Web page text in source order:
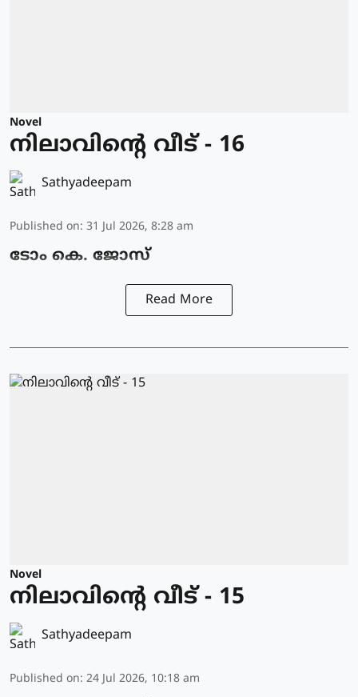
Novel
നിലാവിന്റെ വീട് - 16
Sathyadeepam
Published on: 31 Jul 2026, 8:28 am
ടോം കെ. ജോസ്
Read More
Novel
നിലാവിന്റെ വീട് - 15
Sathyadeepam
Published on: 24 Jul 2026, 10:18 am